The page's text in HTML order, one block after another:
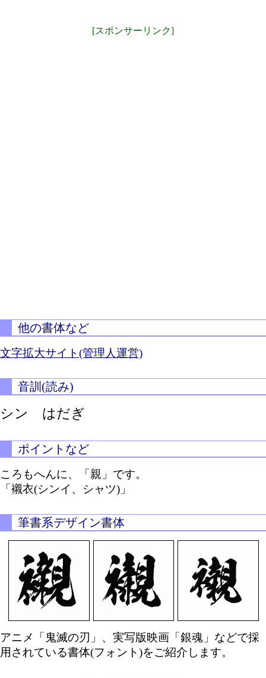
[スポンサーリンク]
他の書体など
文字拡大サイト(管理人運営)
音訓(読み)
シン はだぎ
ポイントなど
ころもへんに、「親」です。
「襯衣(シンイ、シャツ)」
筆書系デザイン書体
アニメ「鬼滅の刃」、実写版映画「銀魂」などで採
用されている書体(フォント)をご紹介します。